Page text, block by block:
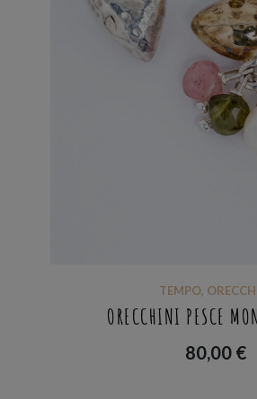
TEMPO,
ORECCHINI PESCE
80,00 €